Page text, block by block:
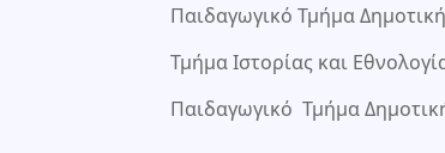
Παιδαγωγικό Τμήμα
Τμήμα Ιστορίας και
Παιδαγωγικό Τμήμα